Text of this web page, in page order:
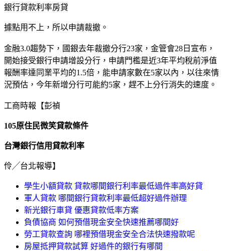
銀行貸款利率房貸
據點用不上，所以申請裁撤。
金融3.0趨勢下，國銀去年裁撤分行23家，金管會28日宣布，
開始接受銀行申請增設分行，申請門檻是近3年平均稅前淨值
報酬率達同業平均的1.5倍，能申請家數在5家以內，以往來情
況預估，今年新增分行可能約5家，趕不上分行消失的速度。
工商時報【彭禎
105原住民微笑貸款條件
台灣銀行信用貸款利率
伶╱台北報導】
學生小額貸款 貸款哪間銀行利率最低過件率高好貸
軍人貸款 哪間銀行貸款利率最低超好過件辦理
新光銀行車貸 優惠貸款低率方案
負債協商 如何預借現金安全快速推薦哪間好
勞工貸款查詢 哪裡預借現金安全合法快速撥款呢
房屋抵押貸款試算 好過件的銀行有哪間